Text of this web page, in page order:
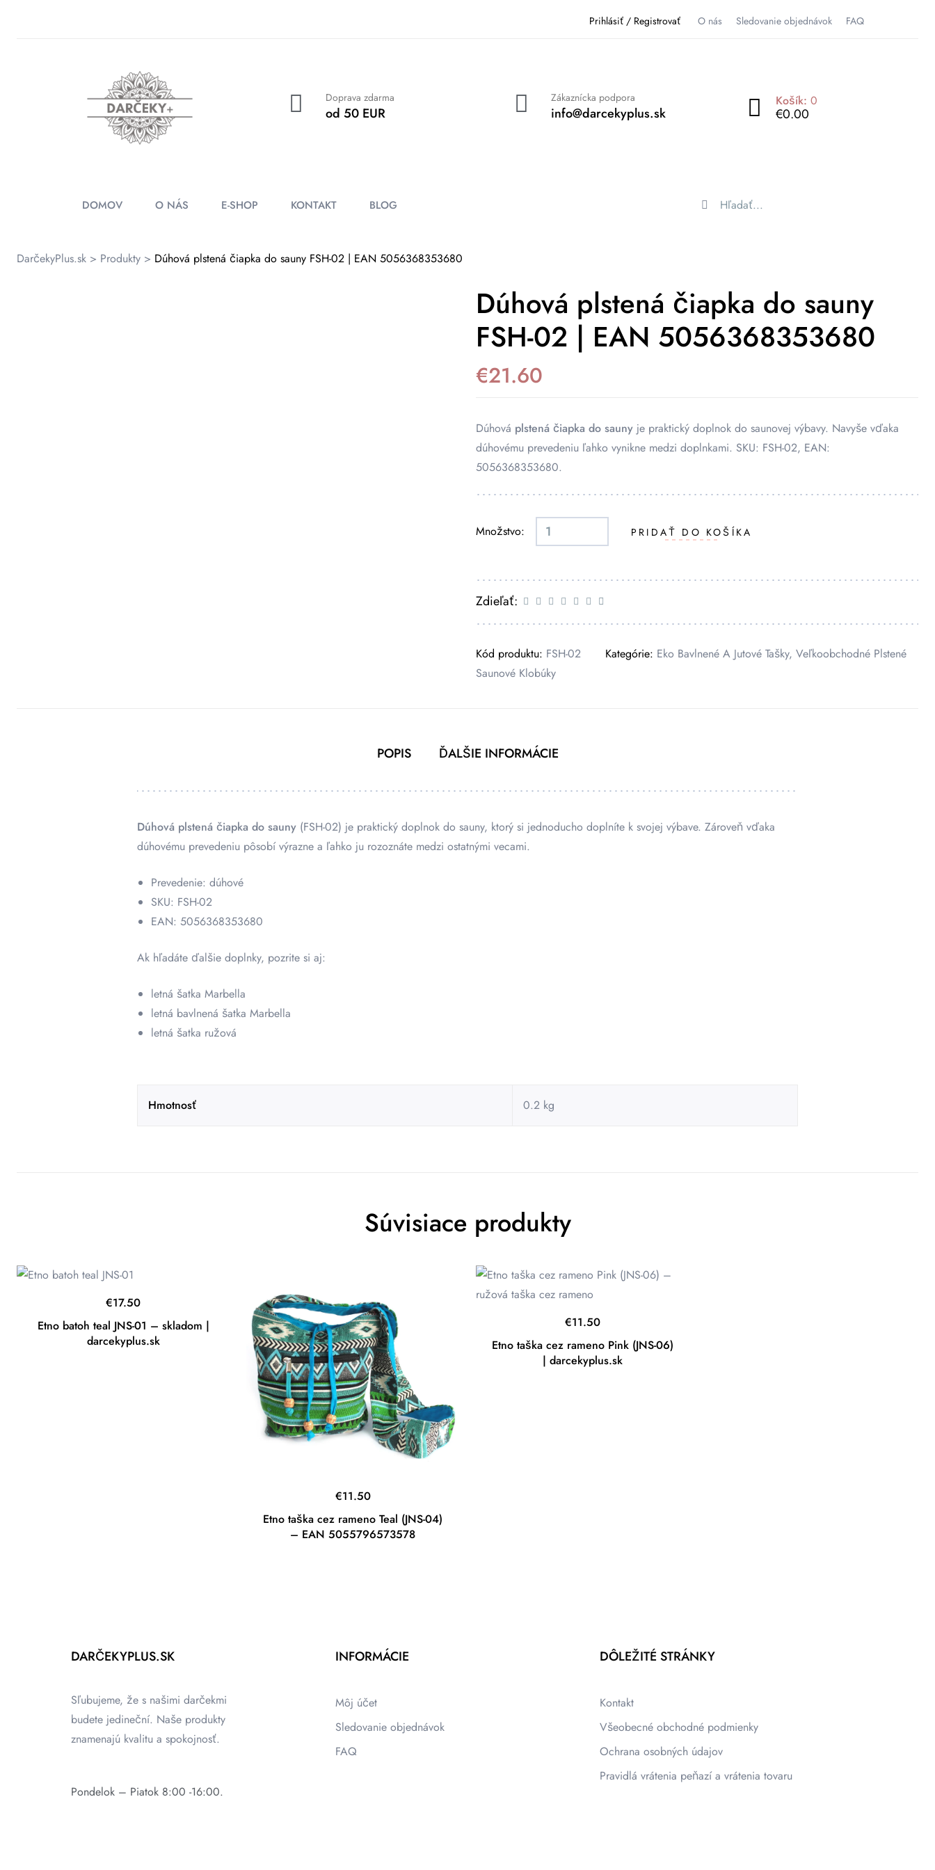
Prihlásiť / Registrovať O nás Sledovanie objednávok FAQ
Doprava zdarma
od 50 EUR
Zákaznícka podpora
info@darcekyplus.sk
Košík: 0
€0.00
DOMOV O NÁS E-SHOP KONTAKT BLOG
DarčekyPlus.sk > Produkty > Dúhová plstená čiapka do sauny FSH-02 | EAN 5056368353680
Dúhová plstená čiapka do sauny
FSH-02 | EAN 5056368353680
€21.60
Dúhová plstená čiapka do sauny je praktický doplnok do saunovej výbavy. Navyše vďaka
dúhovému prevedeniu ľahko vynikne medzi doplnkami. SKU: FSH-02, EAN:
5056368353680.
Množstvo: PRIDAŤ DO KOŠÍKA
Zdieľať:
Kód produktu: FSH-02 Kategórie: Eko Bavlnené A Jutové Tašky, Veľkoobchodné Plstené
Saunové Klobúky
POPIS ĎALŠIE INFORMÁCIE
Dúhová plstená čiapka do sauny (FSH-02) je praktický doplnok do sauny, ktorý si jednoducho doplníte k svojej výbave. Zároveň vďaka
dúhovému prevedeniu pôsobí výrazne a ľahko ju rozoznáte medzi ostatnými vecami.
Prevedenie: dúhové
SKU: FSH-02
EAN: 5056368353680
Ak hľadáte ďalšie doplnky, pozrite si aj:
letná šatka Marbella
letná bavlnená šatka Marbella
letná šatka ružová
Hmotnosť 0.2 kg
Súvisiace produkty
Etno batoh teal JNS-01 – skladom |
darcekyplus.sk
€17.50
Etno taška cez rameno Teal (JNS-04)
– EAN 5055796573578
€11.50
Etno taška cez rameno Pink (JNS-06)
| darcekyplus.sk
€11.50
DARČEKYPLUS.SK
Sľubujeme, že s našimi darčekmi
budete jedineční. Naše produkty
znamenajú kvalitu a spokojnosť.
Pondelok – Piatok 8:00 -16:00.
INFORMÁCIE
Môj účet
Sledovanie objednávok
FAQ
DÔLEŽITÉ STRÁNKY
Kontakt
Všeobecné obchodné podmienky
Ochrana osobných údajov
Pravidlá vrátenia peňazí a vrátenia tovaru